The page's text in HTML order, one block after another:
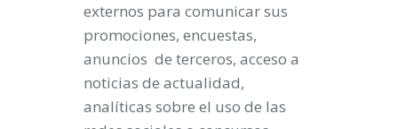
externos para comunicar sus
promociones, encuestas,
anuncios de terceros, acceso a
noticias de actualidad,
analíticas sobre el uso de las